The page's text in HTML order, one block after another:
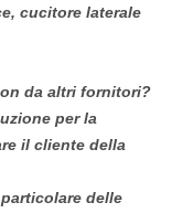
cucitore laterale
da altri fornitori?
per la
il cliente della
delle